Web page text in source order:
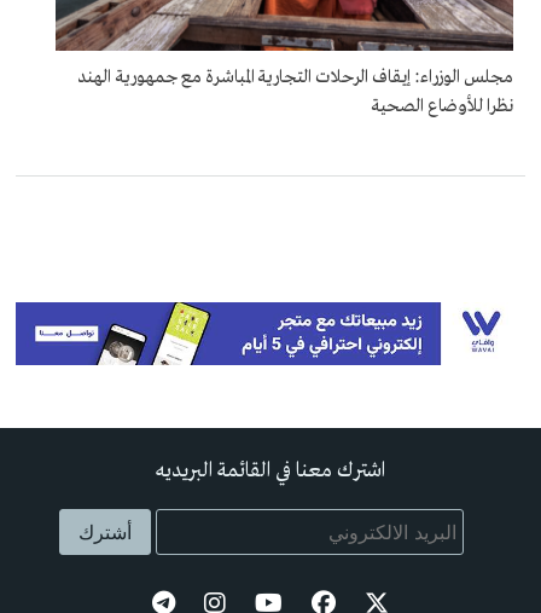
مجلس الوزراء: إيقاف الرحلات التجارية المباشرة مع جمهورية الهند
نظرا للأوضاع الصحية
اشترك معنا في القائمة البريديه